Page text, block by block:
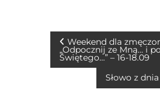
b
o
n
g
er
r
A
p
p
N
a
Weekend dla
„Odpocznij ze Mną… i
Świętego…” – 16-18.09
Słowo z